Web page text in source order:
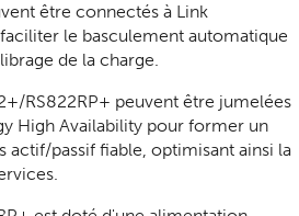
être connectés à Link
le basculement automatique
de la charge.
RS822RP+ peuvent être jumelées
High Availability pour former un
actif/passif fiable, optimisant ainsi la